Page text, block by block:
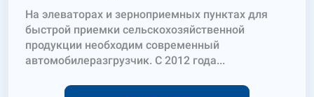
На элеваторах и зерноприемных пунктах для
быстрой приемки сельскохозяйственной
продукции необходим современный
автомобилеразгрузчик. С 2012 года...